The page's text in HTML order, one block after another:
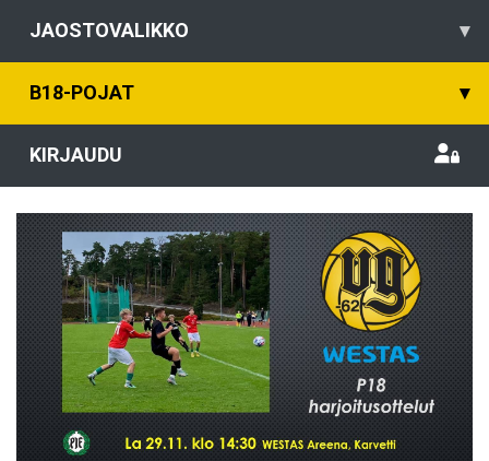
JAOSTOVALIKKO ▾
B18-POJAT ▾
KIRJAUDU